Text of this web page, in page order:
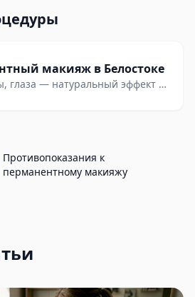
макияж в Белостоке
глаза — натуральный эффект на
Противопоказания к
перманентному макияжу